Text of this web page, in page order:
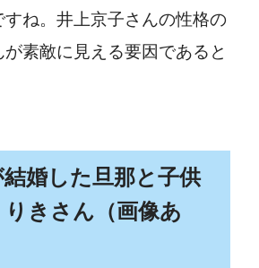
すね。井上京子さんの性格の
が素敵に見える要因であると
婚した旦那と子供
きさん（画像あ